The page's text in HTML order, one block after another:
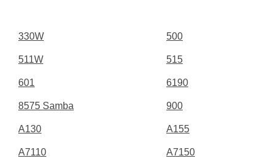
330W 500
511W 515
601 6190
8575 Samba 900
A130 A155
A7110 A7150